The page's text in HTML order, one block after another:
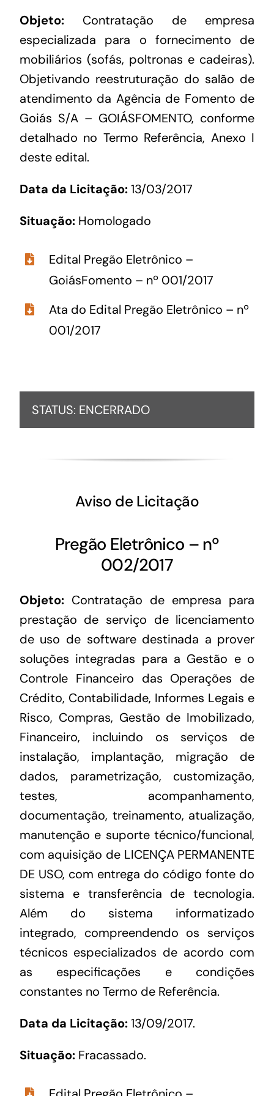
Objeto:Contratação de empresa
especializada para o fornecimento de
mobiliários (sofás, poltronas e cadeiras).
Objetivando reestruturação do salão de
atendimento da Agência de Fomento de
Goiás S/A – GOIÁSFOMENTO, conforme
detalhado no Termo Referência, Anexo I
deste edital.
Data da Licitação:13/03/2017
Situação:Homologado
Edital Pregão Eletrônico –
GoiásFomento – nº 001/2017
Ata do Edital Pregão Eletrônico – nº
001/2017
STATUS: ENCERRADO
Aviso de Licitação
Pregão Eletrônico – nº
002/2017
Objeto:Contratação de empresa para
prestação de serviço de licenciamento
de uso de software destinada a prover
soluções integradas para a Gestão e o
Controle Financeiro das Operações de
Crédito, Contabilidade, Informes Legais e
Risco, Compras, Gestão de Imobilizado,
Financeiro, incluindo os serviços de
instalação, implantação, migração de
dados, parametrização, customização,
testes, acompanhamento,
documentação, treinamento, atualização,
manutenção e suporte técnico/funcional,
com aquisição de LICENÇA PERMANENTE
DE USO, com entrega do código fonte do
sistema e transferência de tecnologia.
Além do sistema informatizado
integrado, compreendendo os serviços
técnicos especializados de acordo com
as especificações e condições
constantes no Termo de Referência.
Data da Licitação:13/09/2017.
Situação:Fracassado.